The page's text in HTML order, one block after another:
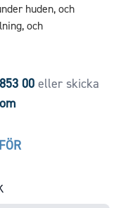
huden, och
och
00 eller skicka